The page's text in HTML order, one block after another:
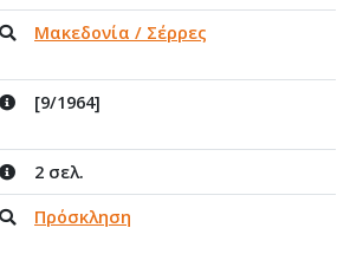
Μακεδονία / Σέρρες
[9/1964]
2 σελ.
Πρόσκληση